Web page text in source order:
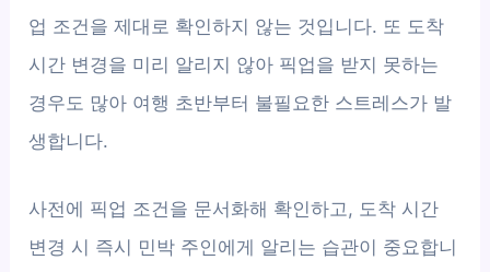
업 조건을 제대로 확인하지 않는 것입니다. 또 도착
시간 변경을 미리 알리지 않아 픽업을 받지 못하는
경우도 많아 여행 초반부터 불필요한 스트레스가 발
생합니다.
사전에 픽업 조건을 문서화해 확인하고, 도착 시간
변경 시 즉시 민박 주인에게 알리는 습관이 중요합니